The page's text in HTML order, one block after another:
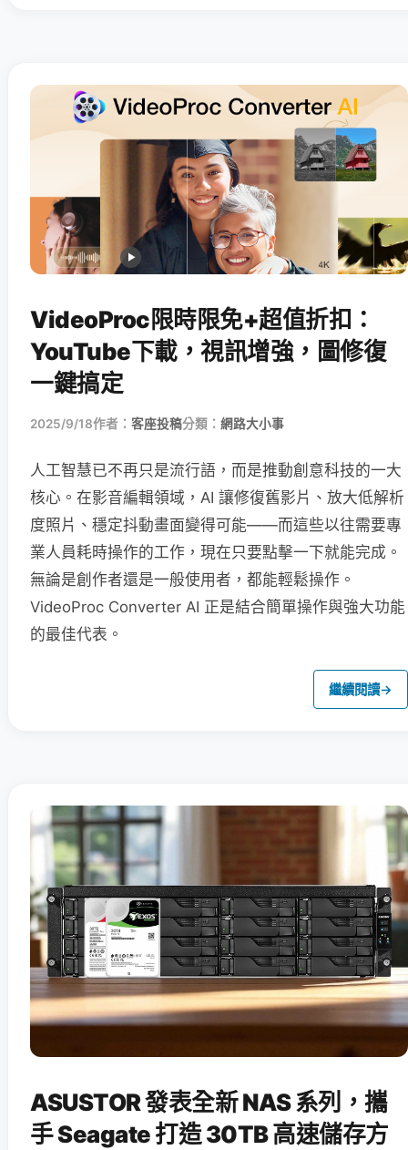
VideoProc限時限免+超值折扣：
YouTube下載，視訊增強，圖修復
一鍵搞定
2025/9/18作者： 客座投稿分類： 網路大小事
人工智慧已不再只是流行語，而是推動創意科技的一大
核心。在影音編輯領域，AI 讓修復舊影片、放大低解析
度照片、穩定抖動畫面變得可能——而這些以往需要專
業人員耗時操作的工作，現在只要點擊一下就能完成。
無論是創作者還是一般使用者，都能輕鬆操作。
VideoProc Converter AI 正是結合簡單操作與強大功能
的最佳代表。
繼續閱讀→
ASUSTOR 發表全新 NAS 系列，攜
手 Seagate 打造 30TB 高速儲存方